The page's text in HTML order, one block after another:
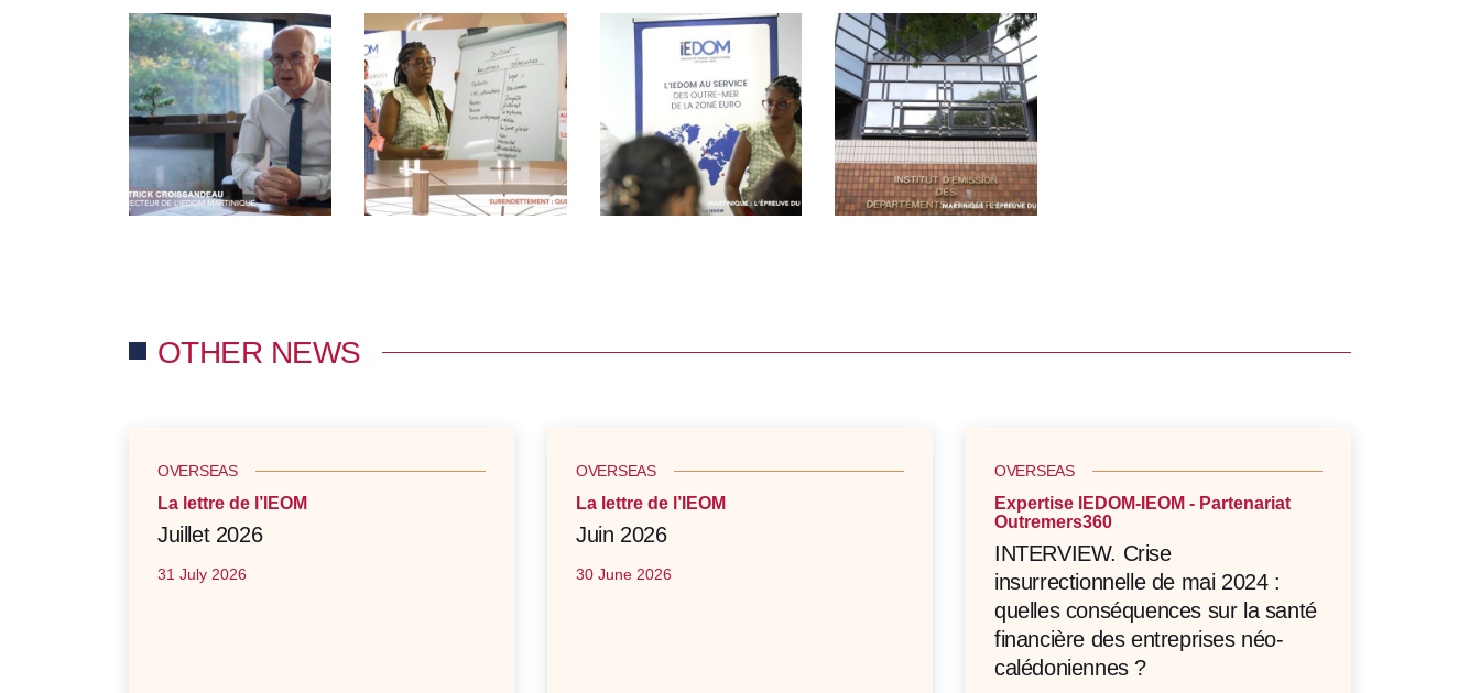
OTHER NEWS
OVERSEAS
La lettre de l’IEOM
Juillet 2026
31 July 2026
OVERSEAS
La lettre de l’IEOM
Juin 2026
30 June 2026
OVERSEAS
Expertise IEDOM-IEOM - Partenariat
Outremers360
INTERVIEW. Crise
insurrectionnelle de mai 2024 :
quelles conséquences sur la santé
financière des entreprises néo-
calédoniennes ?